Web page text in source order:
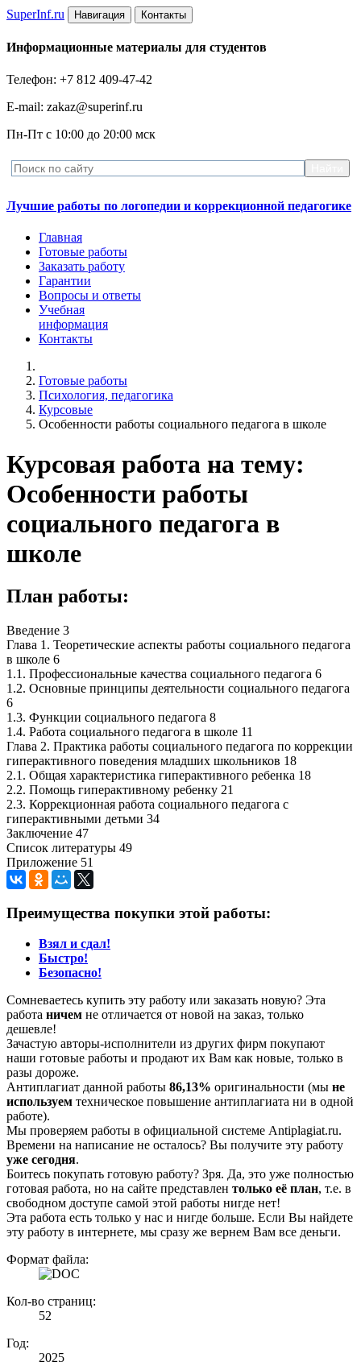
SuperInf.ru Навигация Контакты
Информационные материалы для студентов
Телефон: +7 812 409-47-42
E-mail: zakaz@superinf.ru
Пн-Пт с 10:00 до 20:00 мск
Лучшие работы по логопедии и коррекционной педагогике
Главная
Готовые работы
Заказать работу
Гарантии
Вопросы и ответы
Учебная
информация
Контакты
Готовые работы
Психология, педагогика
Курсовые
Особенности работы социального педагога в школе
Курсовая работа на тему:
Особенности работы
социального педагога в
школе
План работы:
Введение 3
Глава 1. Теоретические аспекты работы социального педагога
в школе 6
1.1. Профессиональные качества социального педагога 6
1.2. Основные принципы деятельности социального педагога
6
1.3. Функции социального педагога 8
1.4. Работа социального педагога в школе 11
Глава 2. Практика работы социального педагога по коррекции
гиперактивного поведения младших школьников 18
2.1. Общая характеристика гиперактивного ребенка 18
2.2. Помощь гиперактивному ребенку 21
2.3. Коррекционная работа социального педагога с
гиперактивными детьми 34
Заключение 47
Список литературы 49
Приложение 51
Преимущества покупки этой работы:
Взял и сдал!
Быстро!
Безопасно!
Сомневаетесь купить эту работу или заказать новую? Эта
работа ничем не отличается от новой на заказ, только
дешевле!
Зачастую авторы-исполнители из других фирм покупают
наши готовые работы и продают их Вам как новые, только в
разы дороже.
Антиплагиат данной работы 86,13% оригинальности (мы не
используем техническое повышение антиплагиата ни в одной
работе).
Мы проверяем работы в официальной системе Аntiplagiat.ru.
Времени на написание не осталось? Вы получите эту работу
уже сегодня.
Боитесь покупать готовую работу? Зря. Да, это уже полностью
готовая работа, но на сайте представлен только её план, т.е. в
свободном доступе самой этой работы нигде нет!
Эта работа есть только у нас и нигде больше. Если Вы найдете
эту работу в интернете, мы сразу же вернем Вам все деньги.
Формат файла:
Кол-во страниц:
52
Год:
2025